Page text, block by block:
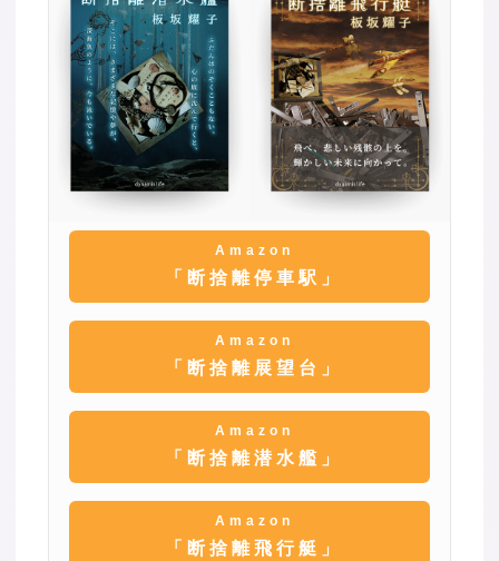
Amazon
「断捨離停車駅」
Amazon
「断捨離展望台」
Amazon
「断捨離潜水艦」
Amazon
「断捨離飛行艇」